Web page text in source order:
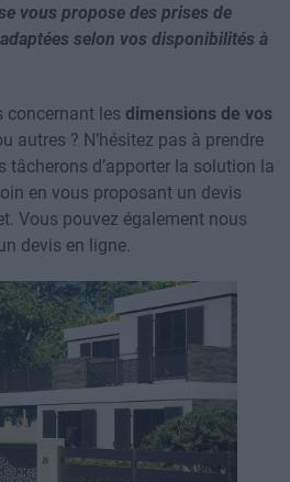
vous propose des prises de
selon vos disponibilités à
concernant les dimensions de vos
autres ? N’hésitez pas à prendre
tâcherons d’apporter la solution la
en vous proposant un devis
Vous pouvez également nous
devis en ligne.